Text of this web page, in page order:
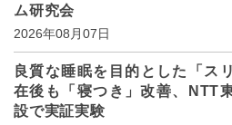
ム研究会
2026年08月07日
良質な睡眠を目的とした「ス
在後も「寝つき」改善、NTT
設で実証実験